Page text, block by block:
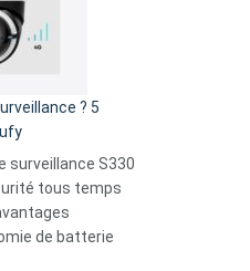
? 5
surveillance S330
tous temps
de batterie